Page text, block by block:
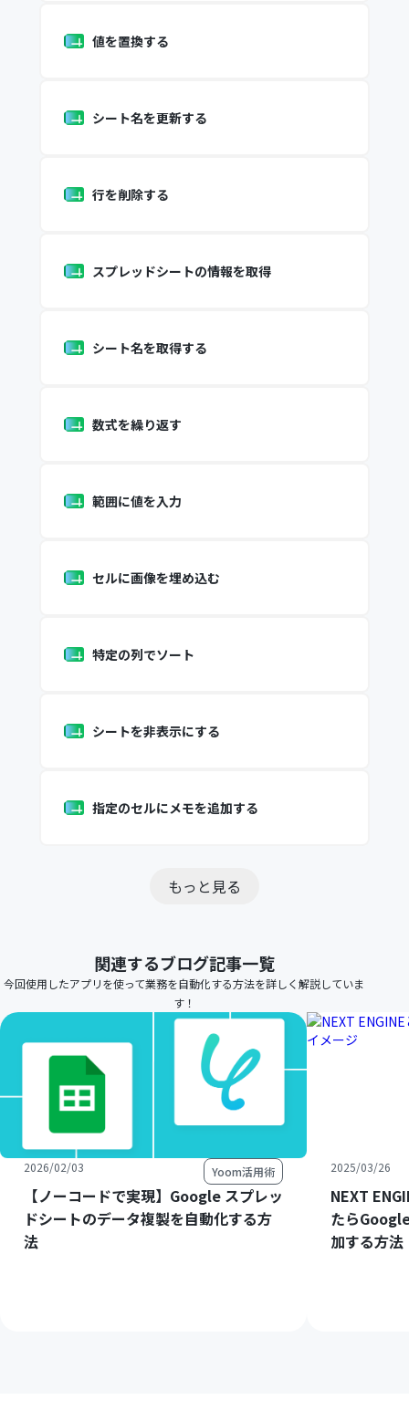
値を置換する
シート名を更新する
行を削除する
スプレッドシートの情報を取得
シート名を取得する
数式を繰り返す
範囲に値を入力
セルに画像を埋め込む
特定の列でソート
シートを非表示にする
指定のセルにメモを追加する
もっと見る
関連するブログ記事一覧
今回使用したアプリを使って業務を自動化する方法を詳しく解説していま
す！
2026/02/03 Yoom活用術
【ノーコードで実現】Google スプレッ
ドシートのデータ複製を自動化する方
法
2025/03/26
NEXT
たら
加する方法